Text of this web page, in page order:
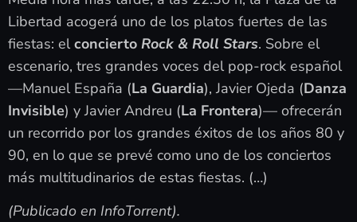
Libertad acogerá uno de los platos fuertes de las
fiestas: elconcierto Rock & Roll Stars. Sobre el
escenario, tres grandes voces del pop-rock español
—Manuel España (La Guardia), Javier Ojeda (Danza
Invisible) y Javier Andreu (La Frontera)— ofrecerán
un recorrido por los grandes éxitos de los años 80 y
90, en lo que se prevé como uno de los conciertos
más multitudinarios de estas fiestas. (…)
(Publicado en InfoTorrent).